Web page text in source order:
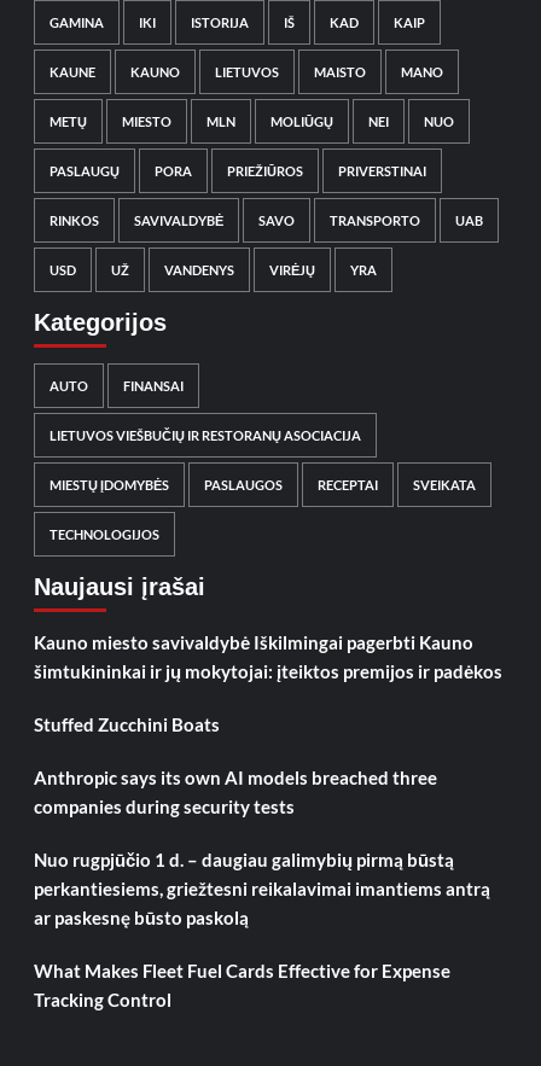
GAMINA IKI ISTORIJA IŠ KAD KAIP
KAUNE KAUNO LIETUVOS MAISTO MANO
METŲ MIESTO MLN MOLIŪGŲ NEI NUO
PASLAUGŲ PORA PRIEŽIŪROS PRIVERSTINAI
RINKOS SAVIVALDYBĖ SAVO TRANSPORTO UAB
USD UŽ VANDENYS VIRĖJŲ YRA
Kategorijos
AUTO FINANSAI
LIETUVOS VIEŠBUČIŲ IR RESTORANŲ ASOCIACIJA
MIESTŲ ĮDOMYBĖS PASLAUGOS RECEPTAI SVEIKATA
TECHNOLOGIJOS
Naujausi įrašai
Kauno miesto savivaldybė Iškilmingai pagerbti Kauno
šimtukininkai ir jų mokytojai: įteiktos premijos ir padėkos
Stuffed Zucchini Boats
Anthropic says its own AI models breached three
companies during security tests
Nuo rugpjūčio 1 d. – daugiau galimybių pirmą būstą
perkantiesiems, griežtesni reikalavimai imantiems antrą
ar paskesnę būsto paskolą
What Makes Fleet Fuel Cards Effective for Expense
Tracking Control